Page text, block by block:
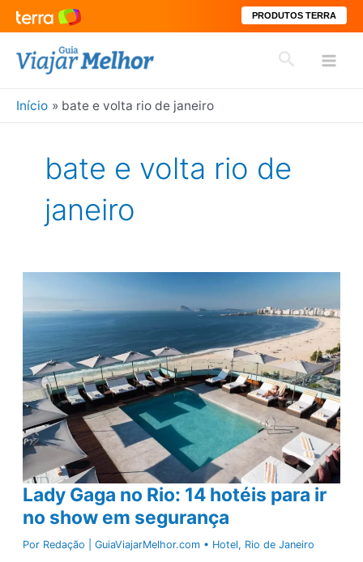
PRODUTOS TERRA
para
conteúdo
Pesquisar
Início bate e volta rio de janeiro
bate e volta rio de
janeiro
Lady Gaga no Rio: 14 hotéis para ir
no show em segurança
Por Redação | GuiaViajarMelhor.com • Hotel, Rio de Janeiro